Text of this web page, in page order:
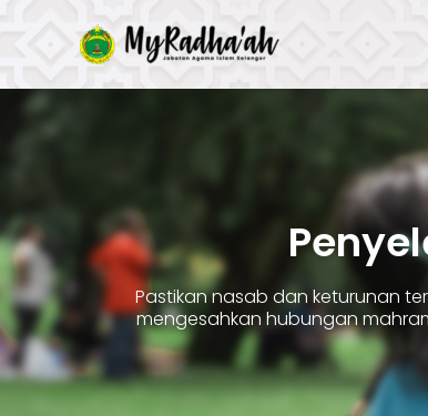
Skip
to
content
Pastikan nasab dan keturunan
mengesahkan hubungan